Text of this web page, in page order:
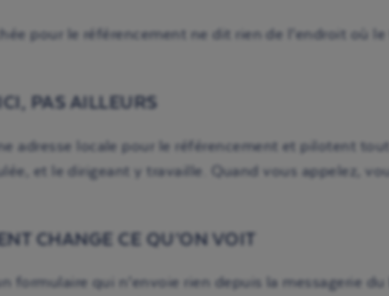
pour le référencement ne dit rien de l’endroit où
PAS AILLEURS
adresse locale pour le référencement et pilotent
et le dirigeant y travaille. Quand vous appelez,
CHANGE CE QU’ON VOIT
formulaire qui n’envoie rien depuis la messagerie